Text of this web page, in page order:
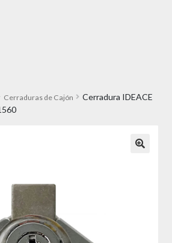
Cerraduras de Cajón
Cerradura IDEACE